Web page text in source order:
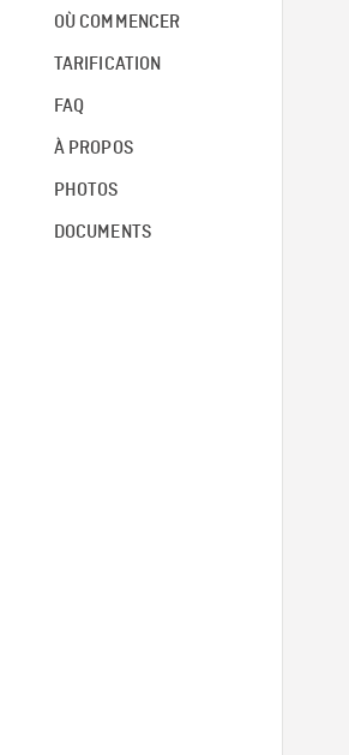
OÙ COMMENCER
TARIFICATION
FAQ
À PROPOS
PHOTOS
DOCUMENTS